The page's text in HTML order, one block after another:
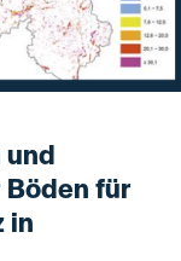
für
in